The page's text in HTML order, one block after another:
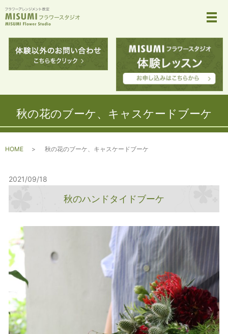
メ
秋の花のブーケ、キャスケードブーケ
HOME 秋の花のブーケ、キャスケードブーケ
2021/09/18
秋のハンドタイドブーケ